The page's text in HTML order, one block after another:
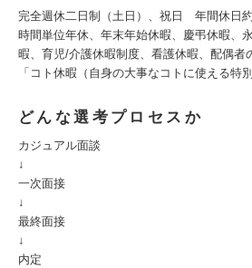
完全週休二日制（土日）、祝日 年間休日
時間単位年休、年末年始休暇、慶弔休暇、
暇、育児/介護休暇制度、看護休暇、配偶者
「コト休暇（自身の大事なコトに使える特
どんな選考プロセスか
カジュアル面談
↓
一次面接
↓
最終面接
↓
内定